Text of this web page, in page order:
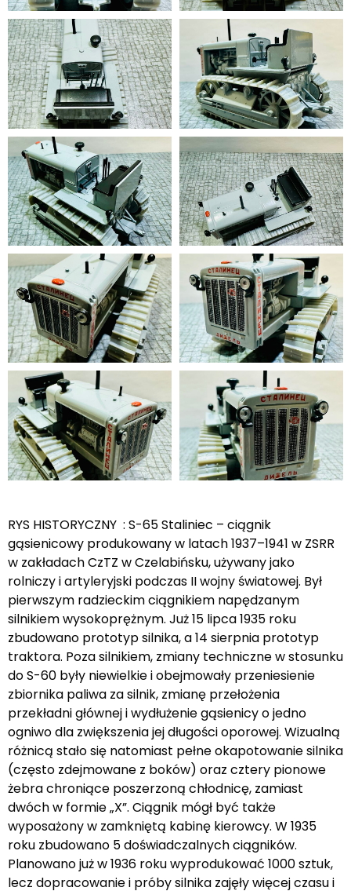
RYS HISTORYCZNY : S-65 Staliniec – ciągnik
gąsienicowy produkowany w latach 1937–1941 w ZSRR
w zakładach CzTZ w Czelabińsku, używany jako
rolniczy i artyleryjski podczas II wojny światowej. Był
pierwszym radzieckim ciągnikiem napędzanym
silnikiem wysokoprężnym. Już 15 lipca 1935 roku
zbudowano prototyp silnika, a 14 sierpnia prototyp
traktora. Poza silnikiem, zmiany techniczne w stosunku
do S-60 były niewielkie i obejmowały przeniesienie
zbiornika paliwa za silnik, zmianę przełożenia
przekładni głównej i wydłużenie gąsienicy o jedno
ogniwo dla zwiększenia jej długości oporowej. Wizualną
różnicą stało się natomiast pełne okapotowanie silnika
(często zdejmowane z boków) oraz cztery pionowe
żebra chroniące poszerzoną chłodnicę, zamiast
dwóch w formie „X”. Ciągnik mógł być także
wyposażony w zamkniętą kabinę kierowcy. W 1935
roku zbudowano 5 doświadczalnych ciągników.
Planowano już w 1936 roku wyprodukować 1000 sztuk,
lecz dopracowanie i próby silnika zajęły więcej czasu i